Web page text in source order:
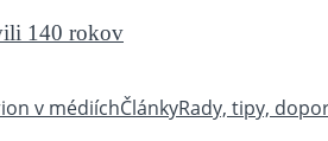
140 rokov
v médiíchČlánkyRady, tipy,